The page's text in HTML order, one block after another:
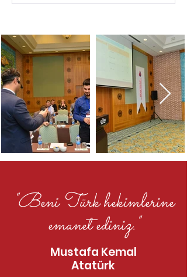
"Beni Türk hekimlerine
emanet ediniz."
Mustafa Kemal
Atatürk